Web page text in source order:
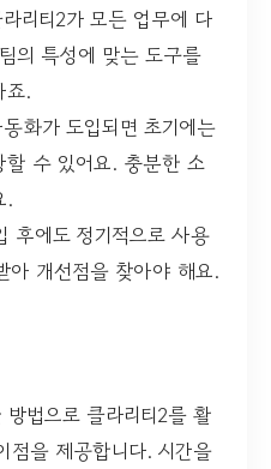
리티2가 모든 업무에 다
의 특성에 맞는 도구를
죠.
화가 도입되면 초기에는
할 수 있어요. 충분한 소
.
후에도 정기적으로 사용
아 개선점을 찾아야 해요.
법으로 클라리티2를 활
을 제공합니다. 시간을